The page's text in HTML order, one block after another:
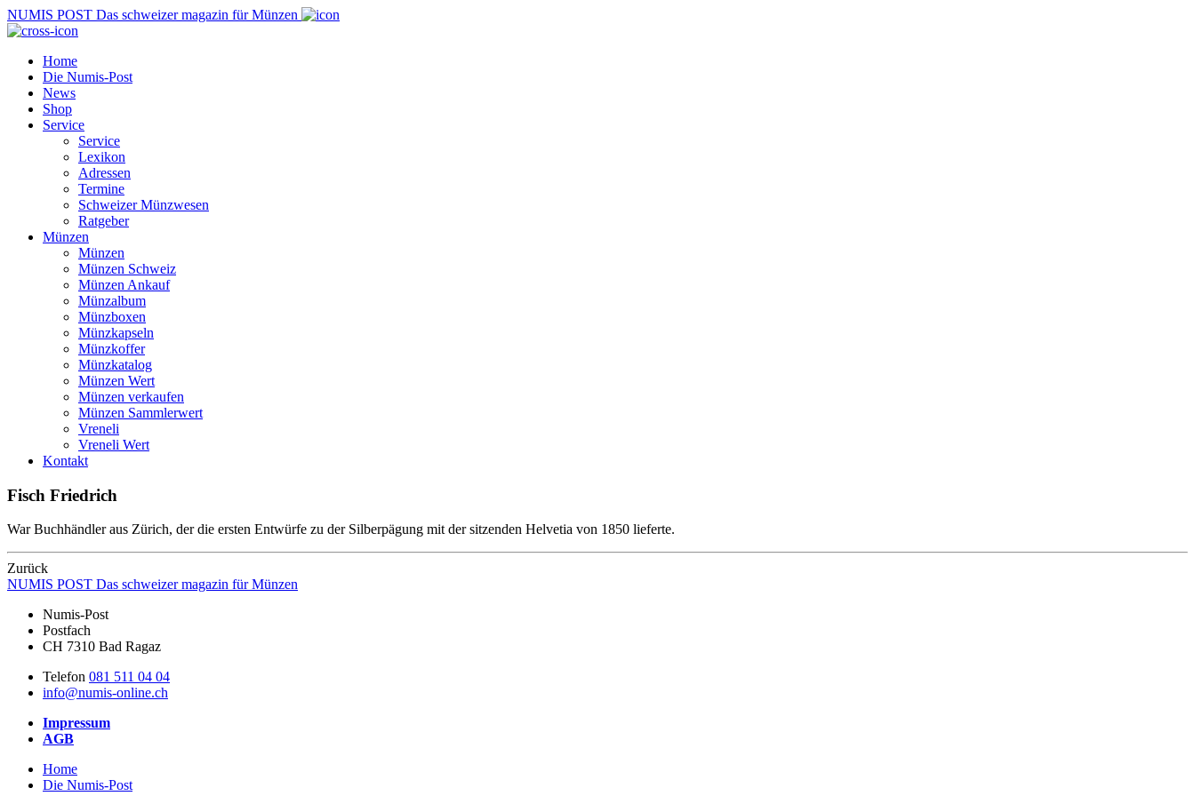
NUMIS POST Das schweizer magazin für Münzen
Home
Die Numis-Post
News
Shop
Service
Service
Lexikon
Adressen
Termine
Schweizer Münzwesen
Ratgeber
Münzen
Münzen
Münzen Schweiz
Münzen Ankauf
Münzalbum
Münzboxen
Münzkapseln
Münzkoffer
Münzkatalog
Münzen Wert
Münzen verkaufen
Münzen Sammlerwert
Vreneli
Vreneli Wert
Kontakt
Fisch Friedrich
War Buchhändler aus Zürich, der die ersten Entwürfe zu der Silberpägung mit der sitzenden Helvetia von 1850 lieferte.
Zurück
NUMIS POST Das schweizer magazin für Münzen
Numis-Post
Postfach
CH 7310 Bad Ragaz
Telefon 081 511 04 04
info@numis-online.ch
Impressum
AGB
Home
Die Numis-Post